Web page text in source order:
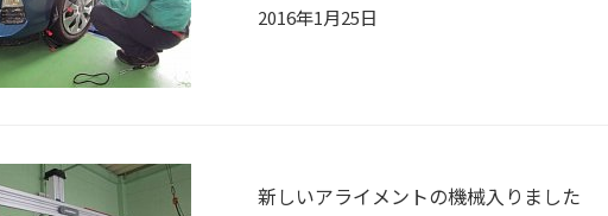
2016年1月25日
新しいアライメントの機械入りました